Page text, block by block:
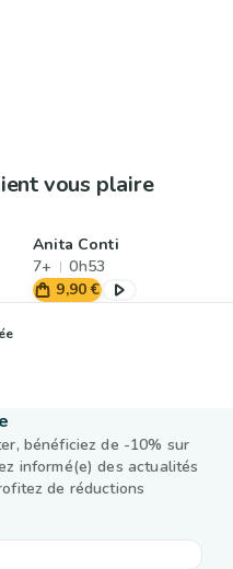
vous plaire
Anita Conti
7+
0h53
9,90 €
bénéficiez de -10% sur
informé(e) des actualités
de réductions